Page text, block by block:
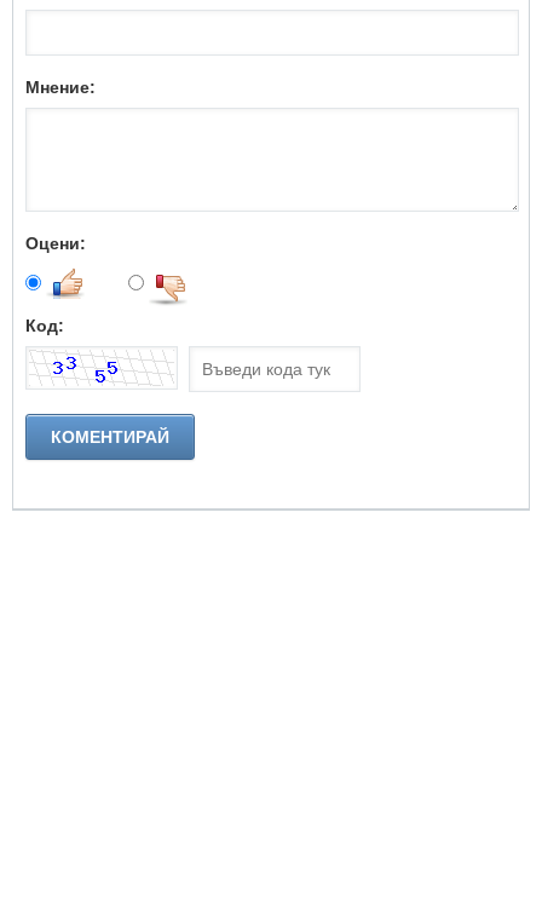
Мнение:
Оцени:
Код: